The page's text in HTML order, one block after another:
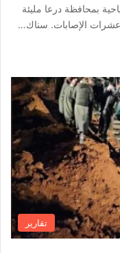
بمحافظة درعا مليئة
عشرات الإصابات. سناك…
تقارير